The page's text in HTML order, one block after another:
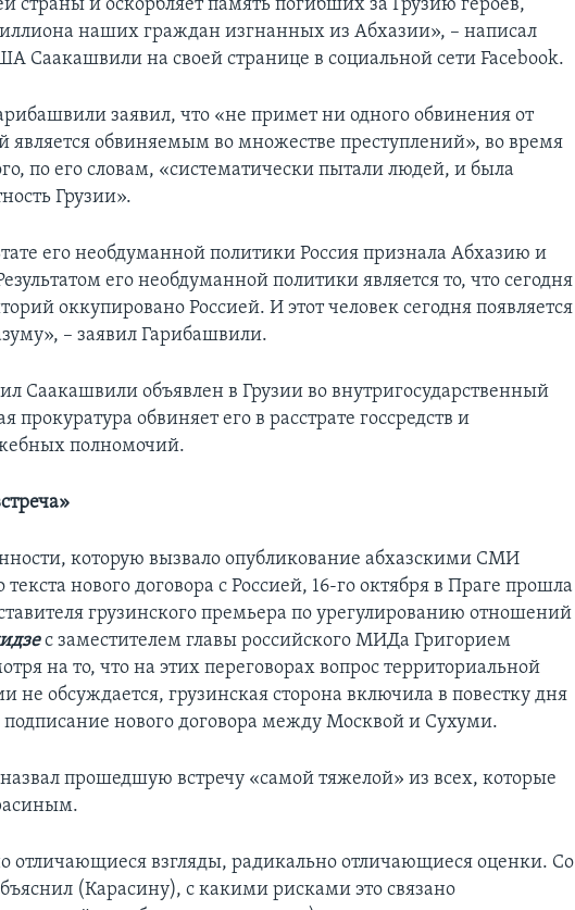
страны и оскорбляет память погибших за Грузию героев,
наших граждан изгнанных из Абхазии», – написал
Саакашвили на своей странице в социальной сети Facebook.
заявил, что «не примет ни одного обвинения от
является обвиняемым во множестве преступлений», во время
по его словам, «систематически пытали людей, и была
Грузии».
его необдуманной политики Россия признала Абхазию и
его необдуманной политики является то, что сегодня
оккупировано Россией. И этот человек сегодня появляется
– заявил Гарибашвили.
Саакашвили объявлен в Грузии во внутригосударственный
прокуратура обвиняет его в расстрате госсредств и
полномочий.
которую вызвало опубликование абхазскими СМИ
текста нового договора с Россией, 16-го октября в Праге прошла
грузинского премьера по урегулированию отношений
с заместителем главы российского МИДа Григорием
на то, что на этих переговорах вопрос территориальной
не обсуждается, грузинская сторона включила в повестку дня
нового договора между Москвой и Сухуми.
прошедшую встречу «самой тяжелой» из всех, которые
отличающиеся взгляды, радикально отличающиеся оценки. Со
(Карасину), с какими рисками это связано